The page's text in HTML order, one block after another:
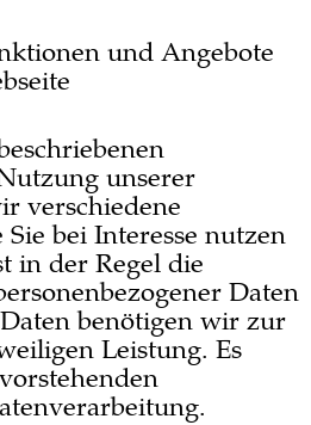
und Angebote
unserer
verschiedene
bei Interesse nutzen
in der Regel die
Daten
benötigen wir zur
Leistung. Es